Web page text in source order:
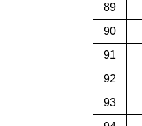
89
90
91
92
93